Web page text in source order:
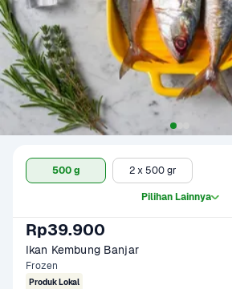
500 g 2 x 500 gr
Pilihan Lainnya
Rp39.900
Ikan Kembung Banjar
Frozen
Produk Lokal